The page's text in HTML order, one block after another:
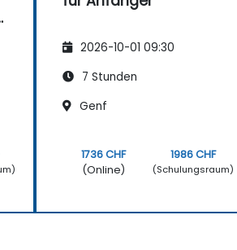
2026-10-01 09:30
7 Stunden
Genf
1736 CHF
(Online)
1986 CHF
(Schulungsraum)